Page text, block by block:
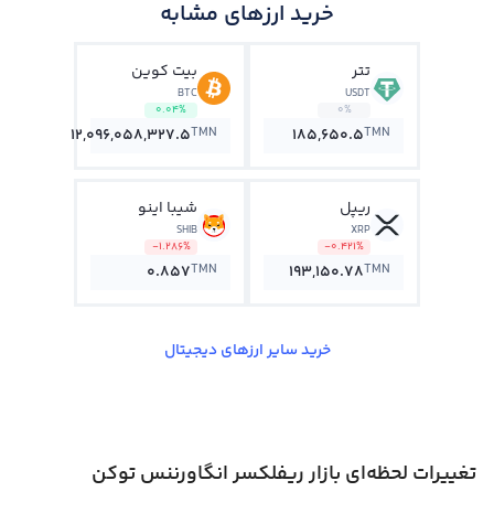
خرید ارزهای مشابه
تتر
USDT
0%
185,650.5TMN
بیت کوین
BTC
0.04%
12,096,058,327.5TMN
ریپل
XRP
-0.421%
193,150.78TMN
شیبا اینو
SHIB
-1.286%
0.857TMN
خرید سایر ارزهای دیجیتال
تغییرات لحظه‌ای بازار ریفلکسر انگاورننس توکن